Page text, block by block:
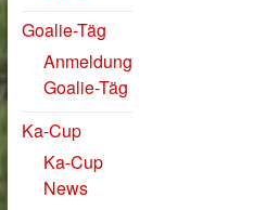
Goalie-Täg
Anmeldung
Goalie-Täg
Ka-Cup
Ka-Cup
News